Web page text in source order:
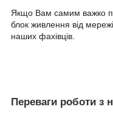
Якщо Вам самим важко
блок живлення від
наших фахівців.
Переваги роботи з